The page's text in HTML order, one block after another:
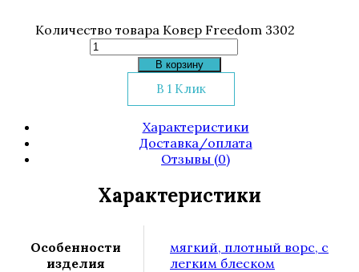
Количество товара Ковер Freedom 3302
В корзину
В 1 Клик
Характеристики
Доставка/оплата
Отзывы (0)
Характеристики
Особенности
изделия
мягкий, плотный ворс, с
легким блеском